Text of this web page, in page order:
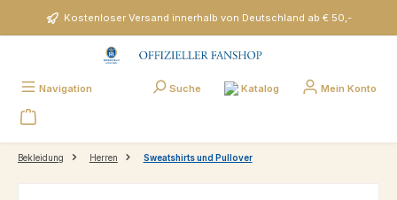
Zum Hauptinhalt springenKostenloser Versand innerhalb von Deutschland ab € 50,-
Navigation Suche Katalog Mein Konto
Bekleidung Herren Sweatshirts und Pullover